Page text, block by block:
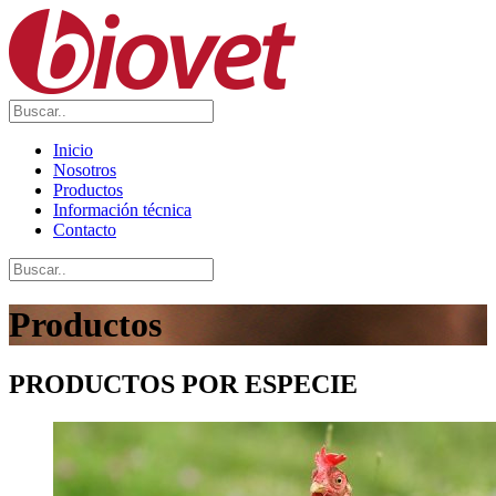
Inicio
Nosotros
Productos
Información técnica
Contacto
Productos
PRODUCTOS POR ESPECIE